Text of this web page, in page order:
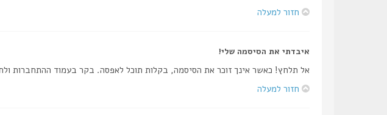
חזור למעלה
איבדתי את הסיסמה שלי!
אל תלחץ! כאשר אינך זוכר את הסיסמה, בקלות תוכל לאפסה. בקר בעמוד ההתחברות
חזור למעלה